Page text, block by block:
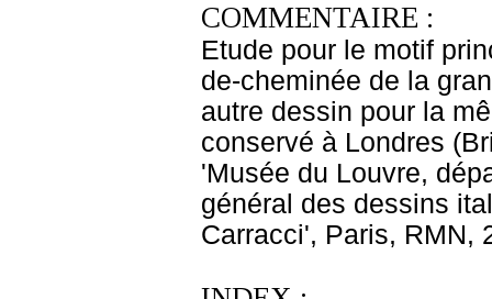
COMMENTAIRE :
Etude pour le motif
de-cheminée de la
autre dessin pour la
conservé à Londres
'Musée du Louvre,
général des dessins
Carracci', Paris, RMN,